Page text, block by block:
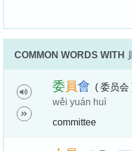
COMMON WORDS WITH
委員會 ( 委员会
wěi yuán huì
committee